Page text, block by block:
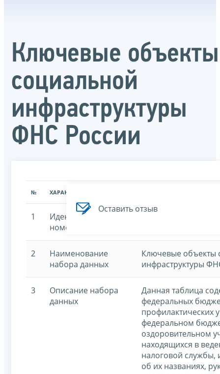
Ключевые объекты
социальной
инфраструктуры
ФНС России
№ ХАРАКТЕРИСТИКА
1
Идентификационный
номер
2
Наименование
набора данных
Ключевые объекты
инфраструктуры
3
Описание набора
данных
Данная таблица
федеральных
профилактических
федеральном
оздоровительном
находящихся в
налоговой службы,
об их названиях,
Оставить отзыв